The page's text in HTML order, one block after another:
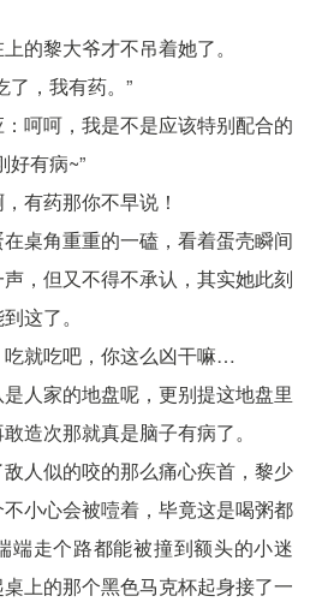
的黎大爷才不吊着她了。
了，我有药。”
呵呵，我是不是应该特别配合的
好有病~”
有药那你不早说！
桌角重重的一磕，看着蛋壳瞬间
，但又不得不承认，其实她此刻
这了。
就吃吧，你这么凶干嘛…
人家的地盘呢，更别提这地盘里
造次那就真是脑子有病了。
人似的咬的那么痛心疾首，黎少
小心会被噎着，毕竟这是喝粥都
端走个路都能被撞到额头的小迷
上的那个黑色马克杯起身接了一